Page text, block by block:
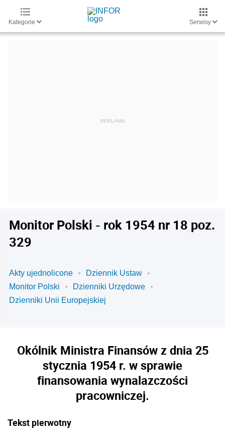
Kategorie Serwisy
Monitor Polski - rok 1954 nr 18 poz.
329
Akty ujednolicone
Dziennik Ustaw
Monitor Polski
Dzienniki Urzędowe
Dzienniki Unii Europejskiej
Okólnik Ministra Finansów z dnia 25
stycznia 1954 r. w sprawie
finansowania wynalazczości
pracowniczej.
Tekst pierwotny